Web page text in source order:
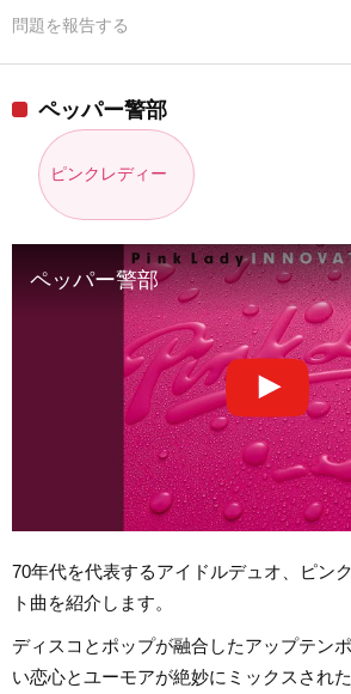
問題を報告する
ペッパー警部
ピンクレディー
ペッパー警部
70年代を代表するアイドルデュオ、ピン
ト曲を紹介します。
ディスコとポップが融合したアップテン
い恋心とユーモアが絶妙にミックスされ